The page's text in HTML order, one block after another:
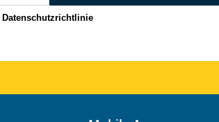
Datenschutzrichtlinie